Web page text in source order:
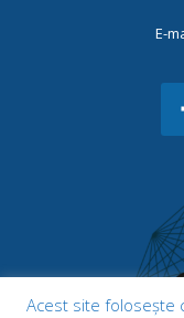
E-
Acest site folosește